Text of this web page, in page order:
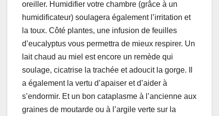
oreiller. Humidifier votre chambre (grâce à un
humidificateur) soulagera également l’irritation et
la toux. Côté plantes, une infusion de feuilles
d’eucalyptus vous permettra de mieux respirer. Un
lait chaud au miel est encore un remède qui
soulage, cicatrise la trachée et adoucit la gorge. Il
a également la vertu d’apaiser et d’aider à
s’endormir. Et un bon cataplasme à l’ancienne aux
graines de moutarde ou à l’argile verte sur la